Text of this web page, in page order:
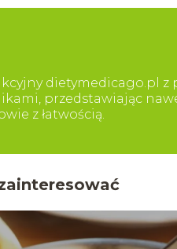
dietymedicago.pl
przedstawiając
z łatwością.